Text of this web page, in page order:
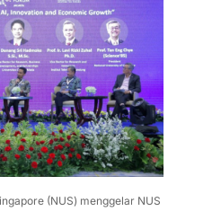
(NUS) menggelar NUS